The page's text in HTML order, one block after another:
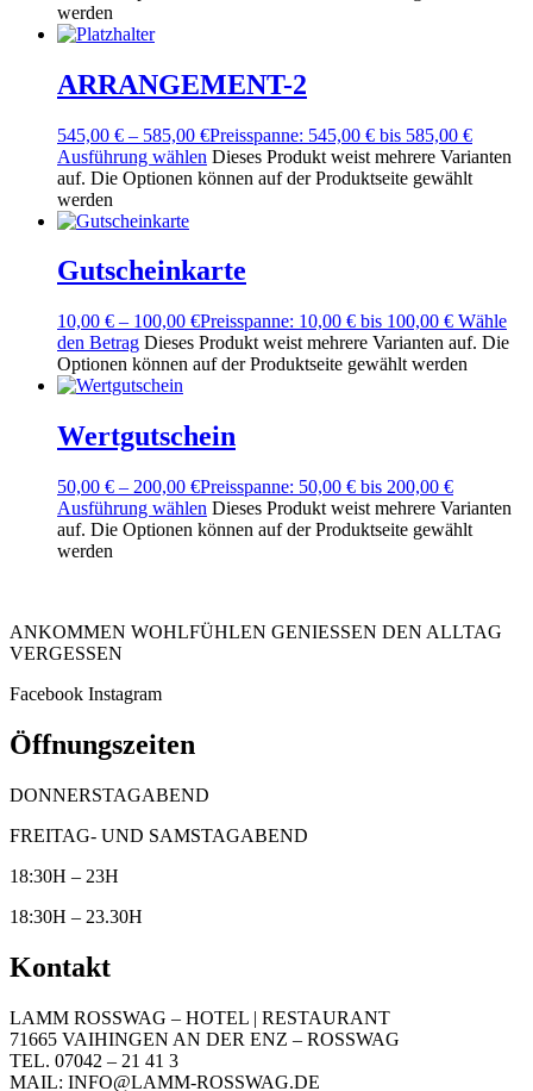
werden
ARRANGEMENT-2
545,00 € – 585,00 €Preisspanne: 545,00 € bis 585,00 €
Ausführung wählen Dieses Produkt weist mehrere Varianten
auf. Die Optionen können auf der Produktseite gewählt
werden
Gutscheinkarte
10,00 € – 100,00 €Preisspanne: 10,00 € bis 100,00 € Wähle
den Betrag Dieses Produkt weist mehrere Varianten auf. Die
Optionen können auf der Produktseite gewählt werden
Wertgutschein
50,00 € – 200,00 €Preisspanne: 50,00 € bis 200,00 €
Ausführung wählen Dieses Produkt weist mehrere Varianten
auf. Die Optionen können auf der Produktseite gewählt
werden
ANKOMMEN WOHLFÜHLEN GENIESSEN DEN ALLTAG
VERGESSEN
Facebook Instagram
Öffnungszeiten
DONNERSTAGABEND
FREITAG- UND SAMSTAGABEND
18:30H – 23H
18:30H – 23.30H
Kontakt
LAMM ROSSWAG – HOTEL | RESTAURANT
71665 VAIHINGEN AN DER ENZ – ROSSWAG
TEL. 07042 – 21 41 3
MAIL: INFO@LAMM-ROSSWAG.DE